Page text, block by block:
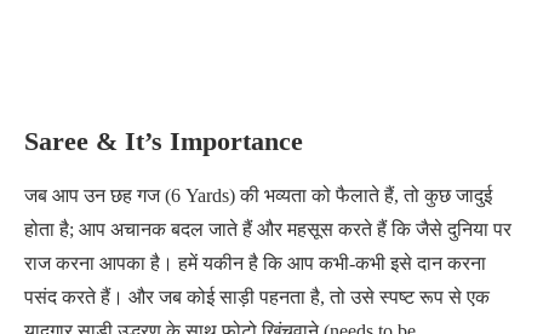
Saree & It’s Importance
जब आप उन छह गज (6 Yards) की भव्यता को फैलाते हैं, तो कुछ जादुई
होता है; आप अचानक बदल जाते हैं और महसूस करते हैं कि जैसे दुनिया पर
राज करना आपका है। हमें यकीन है कि आप कभी-कभी इसे दान करना
पसंद करते हैं। और जब कोई साड़ी पहनता है, तो उसे स्पष्ट रूप से एक